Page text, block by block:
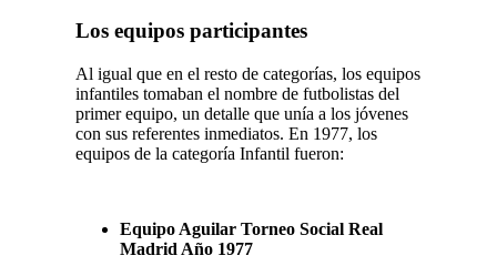
Los equipos participantes
Al igual que en el resto de categorías, los equipos
infantiles tomaban el nombre de futbolistas del
primer equipo, un detalle que unía a los jóvenes
con sus referentes inmediatos. En 1977, los
equipos de la categoría Infantil fueron:
Equipo Aguilar Torneo Social Real
Madrid Año 1977